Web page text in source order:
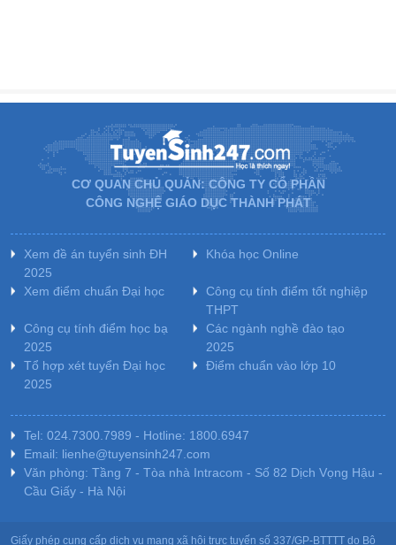
CƠ QUAN CHỦ QUẢN: CÔNG TY CỔ PHẦN
CÔNG NGHỆ GIÁO DỤC THÀNH PHÁT
Xem đề án tuyển sinh ĐH
2025
Khóa học Online
Xem điểm chuẩn Đại học
Công cụ tính điểm tốt nghiệp
THPT
Công cụ tính điểm học bạ
2025
Các ngành nghề đào tạo
2025
Tổ hợp xét tuyển Đại học
2025
Điểm chuẩn vào lớp 10
Tel: 024.7300.7989 - Hotline: 1800.6947
Email: lienhe@tuyensinh247.com
Văn phòng: Tầng 7 - Tòa nhà Intracom - Số 82 Dịch Vọng Hậu -
Cầu Giấy - Hà Nội
Giấy phép cung cấp dịch vụ mạng xã hội trực tuyến số 337/GP-BTTTT do Bộ